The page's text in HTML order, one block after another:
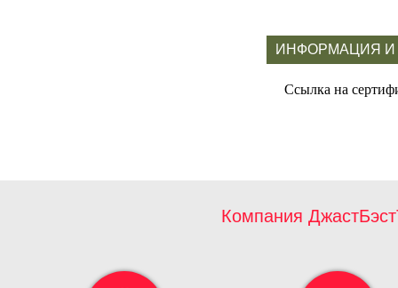
ИНФОРМАЦИЯ И
Ссылка на
Компания